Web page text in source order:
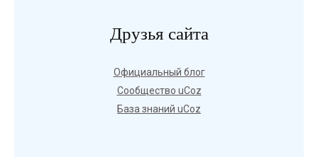
Друзья сайта
Официальный блог
Сообщество uCoz
База знаний uCoz